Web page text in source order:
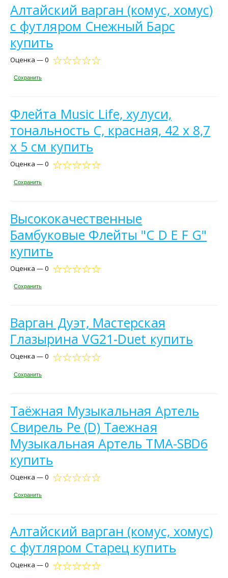
Алтайский варган (комус, хомус)
с футляром Снежный Барс
купить
Оценка — 0
Сохранить
Флейта Music Life, хулуси,
тональность C, красная, 42 х 8,7
х 5 см купить
Оценка — 0
Сохранить
Высококачественные
Бамбуковые Флейты "C D E F G"
купить
Оценка — 0
Сохранить
Варган Дуэт, Мастерская
Глазырина VG21-Duet купить
Оценка — 0
Сохранить
Таёжная Музыкальная Артель
Свирель Ре (D) Таежная
Музыкальная Артель TMA-SBD6
купить
Оценка — 0
Сохранить
Алтайский варган (комус, хомус)
с футляром Старец купить
Оценка — 0